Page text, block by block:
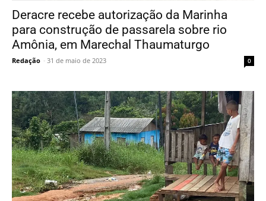
Deracre recebe autorização da Marinha
para construção de passarela sobre rio
Amônia, em Marechal Thaumaturgo
Redação - 31 de maio de 2023 0